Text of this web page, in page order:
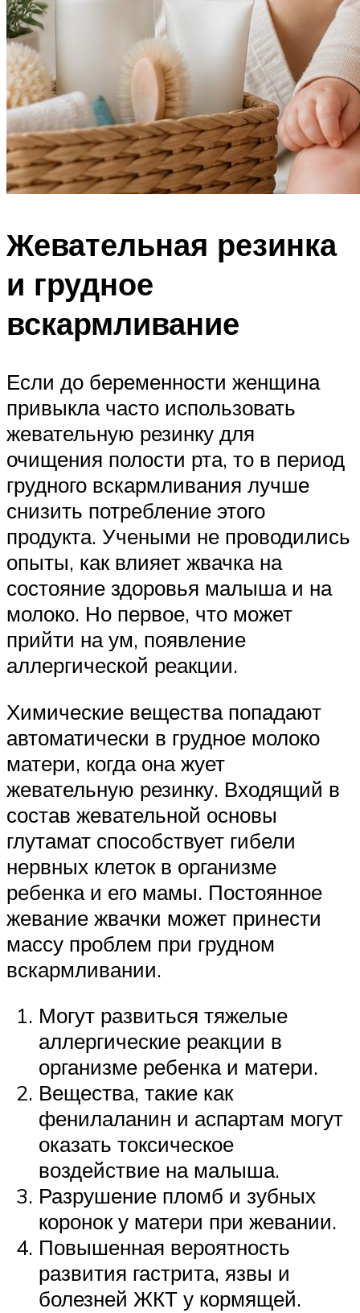
Жевательная резинка
и грудное
вскармливание
Если до беременности женщина
привыкла часто использовать
жевательную резинку для
очищения полости рта, то в период
грудного вскармливания лучше
снизить потребление этого
продукта. Учеными не проводились
опыты, как влияет жвачка на
состояние здоровья малыша и на
молоко. Но первое, что может
прийти на ум, появление
аллергической реакции.
Химические вещества попадают
автоматически в грудное молоко
матери, когда она жует
жевательную резинку. Входящий в
состав жевательной основы
глутамат способствует гибели
нервных клеток в организме
ребенка и его мамы. Постоянное
жевание жвачки может принести
массу проблем при грудном
вскармливании.
Могут развиться тяжелые
аллергические реакции в
организме ребенка и матери.
Вещества, такие как
фенилаланин и аспартам могут
оказать токсическое
воздействие на малыша.
Разрушение пломб и зубных
коронок у матери при жевании.
Повышенная вероятность
развития гастрита, язвы и
болезней ЖКТ у кормящей.